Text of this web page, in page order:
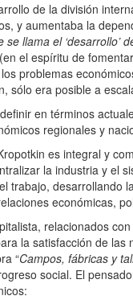
de la división
y aumentaba la
se llama el ‘desarrollo’
el espíritu de
problemas
sólo era posible a
en términos
regionales y
es integral y
la industria y el
trabajo, desarrollando
económicas,
relacionados
la satisfacción de
“Campos, fábricas y
social. El